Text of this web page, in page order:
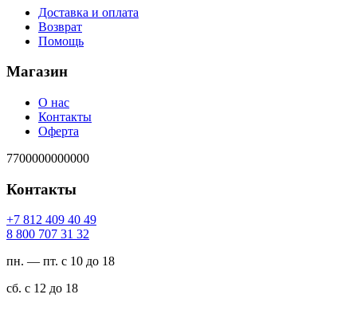
Доставка и оплата
Возврат
Помощь
Магазин
О нас
Контакты
Оферта
7700000000000
Контакты
94 04 904 218 7+
23 13 707 008 8
пн. — пт. с 10 до 18
сб. с 12 до 18